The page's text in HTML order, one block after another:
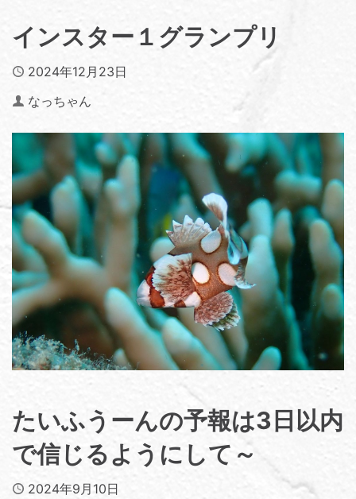
インスター１グランプリ
Published
2024年12月23日
Author
なっちゃん
たいふうーんの予報は3日以内
で信じるようにして～
Published
2024年9月10日